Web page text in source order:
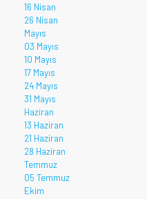
16 Nisan
26 Nisan
Mayıs
03 Mayıs
10 Mayıs
17 Mayıs
24 Mayıs
31 Mayıs
Haziran
13 Haziran
21 Haziran
28 Haziran
Temmuz
05 Temmuz
Ekim